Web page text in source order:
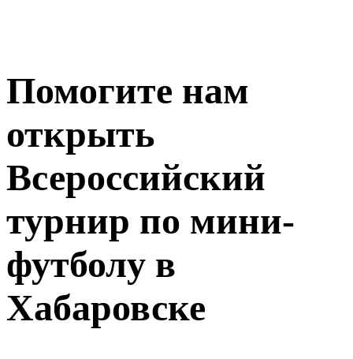
Помогите нам
открыть
Всероссийский
турнир по мини-
футболу в
Хабаровске